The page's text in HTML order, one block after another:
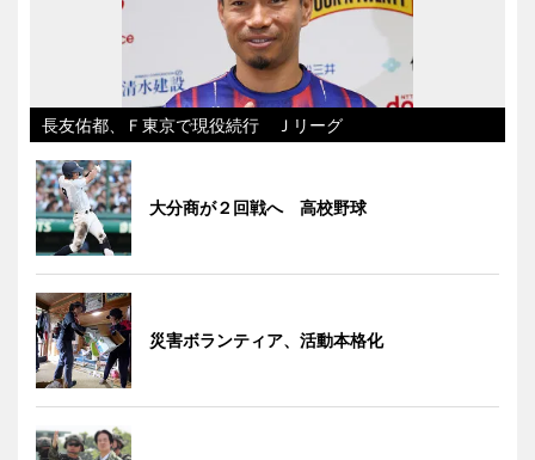
長友佑都、Ｆ東京で現役続行 Ｊリーグ
大分商が２回戦へ 高校野球
災害ボランティア、活動本格化